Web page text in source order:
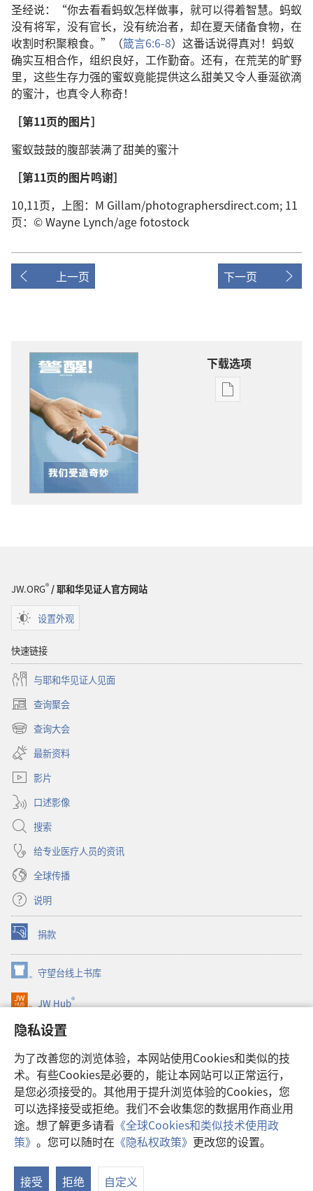
隐私设置
为了改善您的浏览体验，本网站使用Cookies和类似的技
术。有些Cookies是必要的，能让本网站可以正常运行，
是您必须接受的。其他用于提升浏览体验的Cookies，您
可以选择接受或拒绝。我们不会收集您的数据用作商业用
途。想了解更多请看 《全球Cookies和类似技术使用政
策》 。您可以随时在 《隐私权政策》 更改您的设置。
接受 拒绝 自定义
圣经说：“你去看看蚂蚁怎样做事，就可以得着智慧。蚂蚁
没有将军，没有官长，没有统治者，却在夏天储备食物，在
收割时积聚粮食。”（箴言6:6-8）这番话说得真对！蚂蚁
确实互相合作，组织良好，工作勤奋。还有，在荒芜的旷野
里，这些生存力强的蜜蚁竟能提供这么甜美又令人垂涎欲滴
的蜜汁，也真令人称奇！
［第11页的图片］
蜜蚁鼓鼓的腹部装满了甜美的蜜汁
［第11页的图片鸣谢］
10,11页，上图：M Gillam/photographersdirect.com; 11
页：© Wayne Lynch/age fotostock
上一页 下一页
下载选项
电
JW.ORG®/ 耶和华见证人官方网站
设置外观
快速链接
与耶和华见证人见面
查询聚会
（打
开
新
窗
口）
查询大会
（打
开
新
窗
最新资料
影片
口述影像
搜索
给专业医疗人员的资讯
全球传播
说明
捐款
（打
开
新
窗
口）
守望台线上书库
（打
开
新
口）
JW Hub®
（打
开
新
口）
JW Library®
Watchtower Library
Copyright© 2026 Watch Tower Bible and Tract Society of Pennsylvania.
使用条款|隐私权政策| 隐私设置